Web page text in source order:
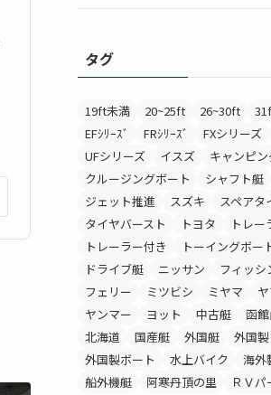
タグ
19ft未満 20~25ft 26~30ft
EFｼﾘｰｽﾞ
FRｼﾘｰｽﾞ FXシリーズ
UFシリーズ
イスズ
キャンピ
クルージングボート
シャフト艇
ジェット推進
スズキ
スペアタ
タイヤバースト
トヨタ
トレー
トレーラー付き
トーイングボー
ドライブ艇
ニッサン
フィッシ
フェリー
ミツビシ ミヤマ
ヤンマー
ヨット 中古艇 函
北海道
国産艇 外国艇
外国製
外国製ボート
水上バイク
海外
船外機艇
阿寒丹頂の里 ＲＶパ